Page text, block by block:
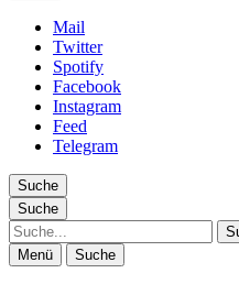
FEUILLETON IM INTERNET
Mail
Twitter
Spotify
Facebook
Instagram
Feed
Telegram
Suche
Suche
Suche
Menü Suche